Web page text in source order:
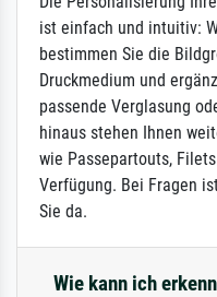
ist einfach und intuitiv:
bestimmen Sie die
Druckmedium und
passende Verglasung
hinaus stehen Ihnen
wie Passepartouts,
Verfügung. Bei Fragen
Sie da.
Wie kann ich